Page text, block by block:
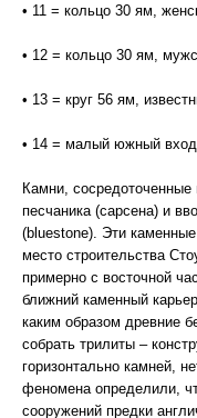
• 11 = кольцо 30 ям,
• 12 = кольцо 30 ям,
• 13 = круг 56 ям,
• 14 = малый южный вход
Камни,
песчаника (сарсена) и
(bluestone). Эти
место строительства
примерно с восточной
ближний каменный
каким образом древние
собрать трилиты –
горизонтально камней,
феномена определили,
сооружений предки